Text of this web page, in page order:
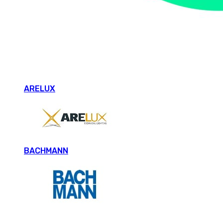
ARELUX
BACHMANN